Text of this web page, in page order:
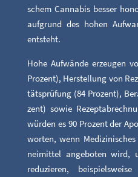
schem Can­na­bis bes­ser
auf­grund des hohen
entsteht.
Hohe Auf­wän­de erzeu­gen
Pro­zent), Her­stel­lung von
täts­prü­fung (84 Pro­zent),
zent) sowie
wür­den es 90 Pro­zent der
wor­ten, wenn
nei­mit­tel ange­bo­ten wird,
redu­zie­ren,